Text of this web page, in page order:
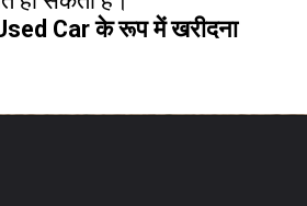
Car के रूप में खरीदना